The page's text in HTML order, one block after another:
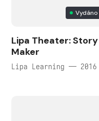
Vydáno
Lipa Theater: Story
Maker
Lipa Learning — 2016